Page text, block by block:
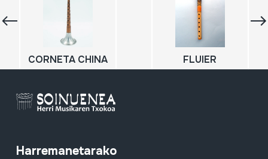
CORNETA CHINA FLUIER
Harremanetarako